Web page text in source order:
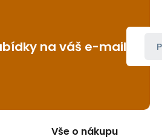
na váš e-mail
Vše o nákupu